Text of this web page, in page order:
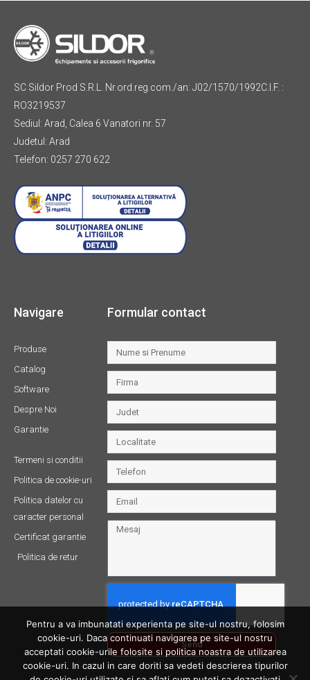
SC Sildor Prod S.R.L. Nr.ord.reg.com./an: J02/1570/1992C.I.F. :
RO3219537
Sediul: Arad, Calea 6 Vanatori nr. 57
Judetul: Arad
Telefon: 0257 270 622
Navigare
Produse
Catalog
Software
Despre Noi
Garantie
Termeni si conditii
Politica de cookie-uri
Politica datelor cu
caracter personal
Certificat garantie
Politica de retur
Formular contact
Send
Pentru a va imbunatati experienta pe site-ul nostru, folosim
cookie-uri. Daca continuati navigarea pe site-ul nostru
acceptati cookie-urile folosite si politica noastra de utilizarea
cookie-uri. In cazul in care doriti sa vedeti descrierea tipurilor